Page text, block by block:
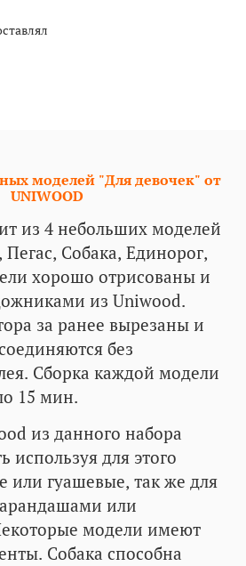
моделей "Для девочек" от
UNIWOOD
из 4 небольших моделей
Собака, Единорог,
хорошо отрисованы и
из Uniwood.
за ранее вырезаны и
без
Сборка каждой модели
15 мин.
из данного набора
используя для этого
или гуашевые, так же для
или
модели имеют
Собака способна